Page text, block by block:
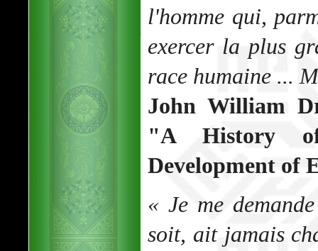
l'homme qui,
exercer la plus
race humaine ...
John William
"A History
Development of
« Je me
soit, ait jamais